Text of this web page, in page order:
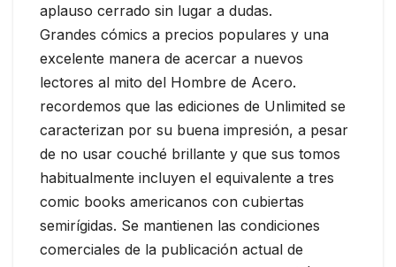
aplauso cerrado sin lugar a dudas.
Grandes cómics a precios populares y una
excelente manera de acercar a nuevos
lectores al mito del Hombre de Acero.
recordemos que las ediciones de Unlimited se
caracterizan por su buena impresión, a pesar
de no usar couché brillante y que sus tomos
habitualmente incluyen el equivalente a tres
comic books americanos con cubiertas
semirígidas. Se mantienen las condiciones
comerciales de la publicación actual de